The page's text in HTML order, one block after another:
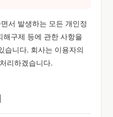
서 발생하는 모든 개인정
해구제 등에 관한 사항을
습니다. 회사는 이용자의
리하겠습니다.